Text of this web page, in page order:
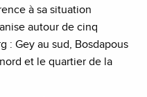
à sa situation
autour de cinq
: Gey au sud, Bosdapous
et le quartier de la